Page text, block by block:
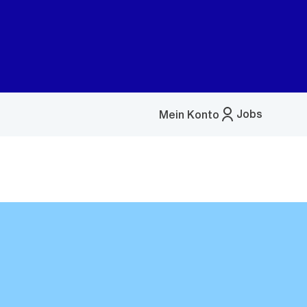
Jobs
Mein Konto
Menü